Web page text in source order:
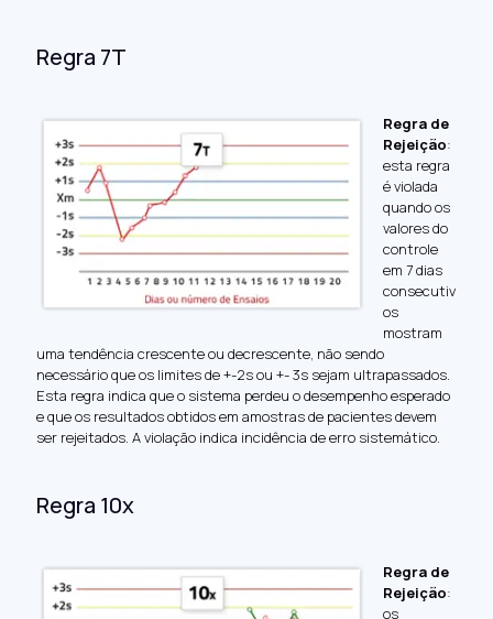
Regra 7T
Regra de
Rejeição:
esta regra
é violada
quando os
valores do
controle
em 7 dias
consecutiv
os
mostram
uma tendência crescente ou decrescente, não sendo
necessário que os limites de +-2s ou +- 3s sejam ultrapassados.
Esta regra indica que o sistema perdeu o desempenho esperado
e que os resultados obtidos em amostras de pacientes devem
ser rejeitados. A violação indica incidência deerro sistemático.
Regra 10x
Regra de
Rejeição:
os